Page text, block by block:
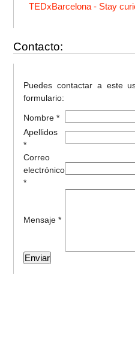
TEDxBarcelona - Stay
Contacto:
Puedes contactar a este
formulario:
Nombre *
Apellidos
*
Correo
electrónico
*
Mensaje *